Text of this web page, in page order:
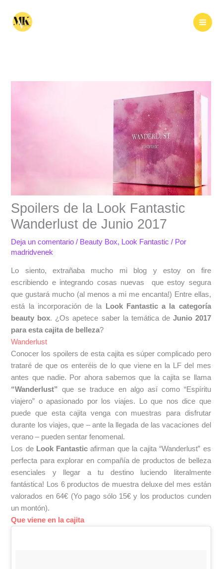
contenido
Spoilers de la Look Fantastic
Wanderlust de Junio 2017
Deja un comentario / Beauty Box, Look Fantastic / Por
madridvenek
Lo siento, extrañaba mucho mi blog y estoy on fire
escribiendo e integrando cosas nuevas que estoy segura
que gustará mucho (al menos a mi me encanta!) Entre ellas,
está la incorporación de laLook Fantastic a la categoría
beauty box. ¿Os apetece saber la temática de Junio 2017
para esta cajita de belleza?
Wanderlust
Conocer los spoilers de esta cajita es súper complicado pero
trataré de que os enteréis de lo que viene en la LF del mes
antes que nadie. Por ahora sabemos que la cajita se llama
“Wanderlust” que se traduce en algo así como “Espíritu
viajero” o apasionado por los viajes. Lo que nos dice que
puede que esta cajita venga con muestras para disfrutar
durante los viajes, que – ante la llegada de las vacaciones del
verano – pueden sentar fenomenal.
Los de Look Fantastic afirman que la cajita “Wanderlust” es
perfecta para explorar en compañía de productos de belleza
esenciales y llegar a tu destino luciendo literalmente
fantástica! Los 6 productos de muestra deluxe del mes están
valorados en 64€ (Yo pago sólo 15€ y los productos cunden
un montón).
Que viene en la cajita